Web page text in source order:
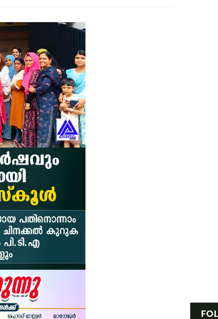
നഗരസഭയിൽ പ്ലസ് ടൂ പൂർത്തിയാക്കിയ
ഹിപ്നോട്ടിസ്റ്റ് മുഹമ്മദ് റിയാസ്; വേൾഡ്
കെട്ടിടത്തിന്റെ മുകളിൽ നിന്ന് വീണു
മണ്ണിടിച്ചിൽ ഉണ്ടായ സ്ഥലം സന്ദർശിച്ചു
സംസ്ഥാനത്ത് ഓഗസ്റ്റ് 7 വരെ മഴ തുടരുമെന്ന്
നിർമ്മിച്ച് കുറ്റൂർ
അനധികൃത പാറ പൊട്ടിക്കലാണ് ദുരന്തത്തിന്
ലീഗ് അംഗത്വ പ്രചാരണത്തിന് തുടക്കമായി
ഇന്ന് 6 വയസ്സ്; വലിയ വിമാനങ്ങളുടെ
അസമിൽ മരിച്ച തിരൂരങ്ങാടി